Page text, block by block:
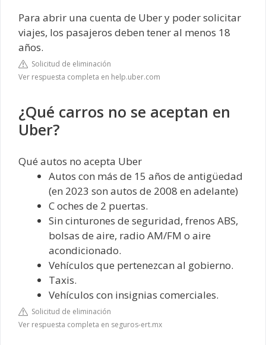
Para abrir una cuenta de Uber y poder solicitar
viajes, los pasajeros deben tener al menos 18
años.
Solicitud de eliminación
Ver respuesta completa en help.uber.com
¿Qué carros no se aceptan en
Uber?
Qué autos no acepta Uber
Autos con más de 15 años de antigüedad
(en 2023 son autos de 2008 en adelante)
C oches de 2 puertas.
Sin cinturones de seguridad, frenos ABS,
bolsas de aire, radio AM/FM o aire
acondicionado.
Vehículos que pertenezcan al gobierno.
Taxis.
Vehículos con insignias comerciales.
Solicitud de eliminación
Ver respuesta completa en seguros-ert.mx